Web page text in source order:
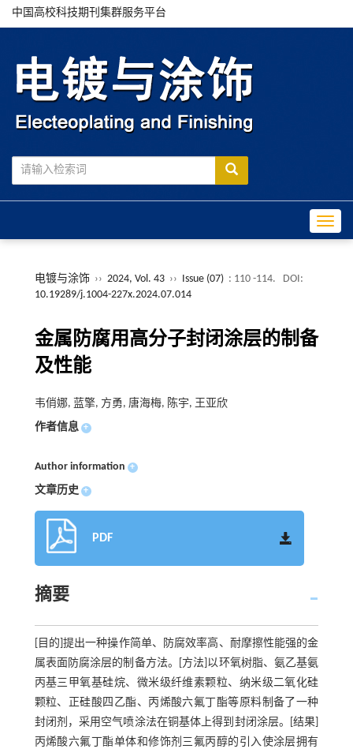
中国高校科技期刊集群服务平台
电镀与涂饰 ›› 2024, Vol. 43 ›› Issue (07) : 110 -114.
DOI:
10.19289/j.1004-227x.2024.07.014
金属防腐用高分子封闭涂层的制备
及性能
韦俏娜, 蓝擎, 方勇, 唐海梅, 陈宇, 王亚欣
作者信息 +
Author information +
文章历史 +
PDF
摘要
[目的]提出一种操作简单、防腐效率高、耐摩擦性能强的金
属表面防腐涂层的制备方法。[方法]以环氧树脂、氨乙基氨
丙基三甲氧基硅烷、微米级纤维素颗粒、纳米级二氧化硅
颗粒、正硅酸四乙酯、丙烯酸六氟丁酯等原料制备了一种
封闭剂，采用空气喷涂法在铜基体上得到封闭涂层。[结果]
丙烯酸六氟丁酯单体和修饰剂三氟丙醇的引入使涂层拥有